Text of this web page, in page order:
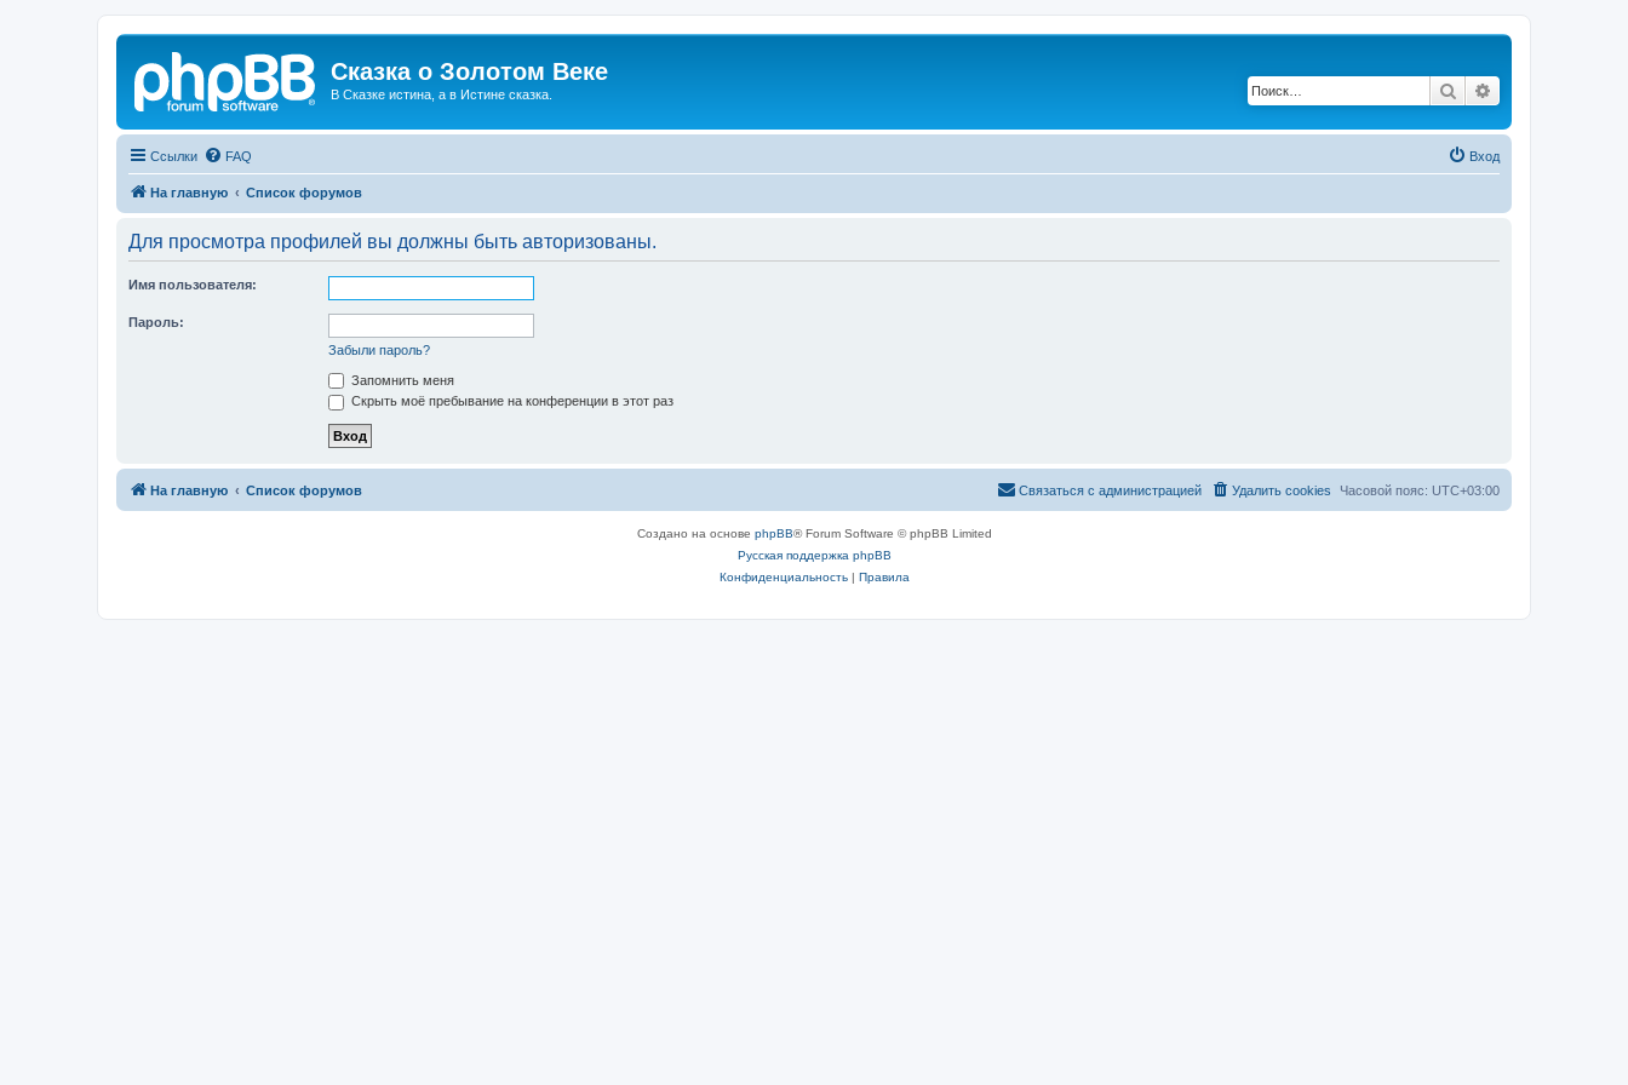
Сказка о Золотом Веке
В Сказке истина, а в Истине сказка. Поиск
Ссылки FAQ Вход
На главную Список форумов
Для просмотра профилей вы должны быть авторизованы.
Имя пользователя:
Пароль:
Забыли пароль?
Запомнить меня
Скрыть моё пребывание на конференции в этот раз
На главную Список форумов Часовой пояс: UTC+03:00
Удалить cookies
Связаться с администрацией
Создано на основе phpBB® Forum Software © phpBB Limited
Русская поддержка phpBB
Конфиденциальность| Правила